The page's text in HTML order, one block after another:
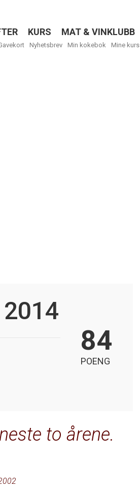
KURS MAT & VINKLUBB
Nyhetsbrev Min kokebok Mine kurs
84
POENG
to årene.